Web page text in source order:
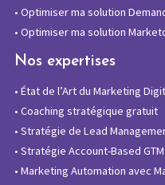
• Optimiser ma solution
• Optimiser ma solution
Nos expertises
• État de l’Art du Marketing
• Coaching stratégique gratuit
• Stratégie de Lead
• Stratégie Account-Based GTM
• Marketing Automation avec